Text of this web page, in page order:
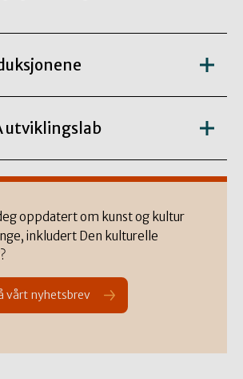
utviklingslab
oppdatert om kunst og kultur
inkludert Den kulturelle
vårt nyhetsbrev